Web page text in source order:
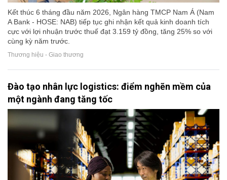
Kết thúc 6 tháng đầu năm 2026, Ngân hàng TMCP Nam Á (Nam
A Bank - HOSE: NAB) tiếp tục ghi nhận kết quả kinh doanh tích
cực với lợi nhuận trước thuế đạt 3.159 tỷ đồng, tăng 25% so với
cùng kỳ năm trước.
Thương hiệu - Giao thương
Đào tạo nhân lực logistics: điểm nghẽn mềm của
một ngành đang tăng tốc